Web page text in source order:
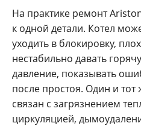
На практике ремонт
к одной детали. Котел
уходить в блокировку,
нестабильно давать
давление, показывать
после простоя. Один и
связан с загрязнением
циркуляцией,